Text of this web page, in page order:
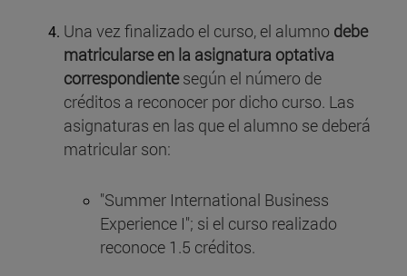
Una vez finalizado el curso, el alumno debe
matricularse en la asignatura optativa
correspondientesegún el número de
créditos a reconocer por dicho curso. Las
asignaturas en las que el alumno se deberá
matricular son:
"Summer International Business
Experience I"; si el curso realizado
reconoce 1.5 créditos.